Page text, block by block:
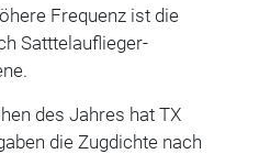
Frequenz ist die
Satttelauflieger-
des Jahres hat TX
die Zugdichte nach